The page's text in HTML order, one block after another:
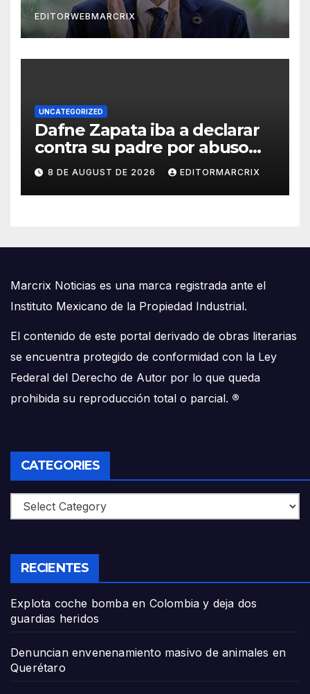
EDITORWEBMARCRIX
UNCATEGORIZED
Dafne Zapata iba a declarar
contra su padre por abuso
sexual
8 DE AUGUST DE 2026 EDITORMARCRIX
Marcrix Noticias es una marca registrada ante el
Instituto Mexicano de la Propiedad Industrial.
El contenido de este portal derivado de obras literarias
se encuentra protegido de conformidad con la Ley
Federal del Derecho de Autor por lo que queda
prohibida su reproducción total o parcial. ®
CATEGORIES
Categories
RECIENTES
Explota coche bomba en Colombia y deja dos
guardias heridos
Denuncian envenenamiento masivo de animales en
Querétaro